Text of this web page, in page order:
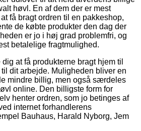
høvl. En af dem der er mest
få bragt ordren til en pakkeshop,
de købte produkter den dag der
er jo i høj grad problemfri, og
betalelige fragtmulighed.
at få produkterne bragt hjem til
dit arbejde. Muligheden bliver en
mindre billig, men også særdeles
online. Den billigste form for
henter ordren, som jo betinges af
internet forhandlerens
Bauhaus, Harald Nyborg, Jem